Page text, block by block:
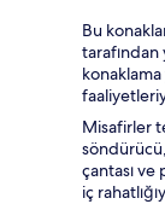
Bu
tarafından
Misafirler
çantası
iç